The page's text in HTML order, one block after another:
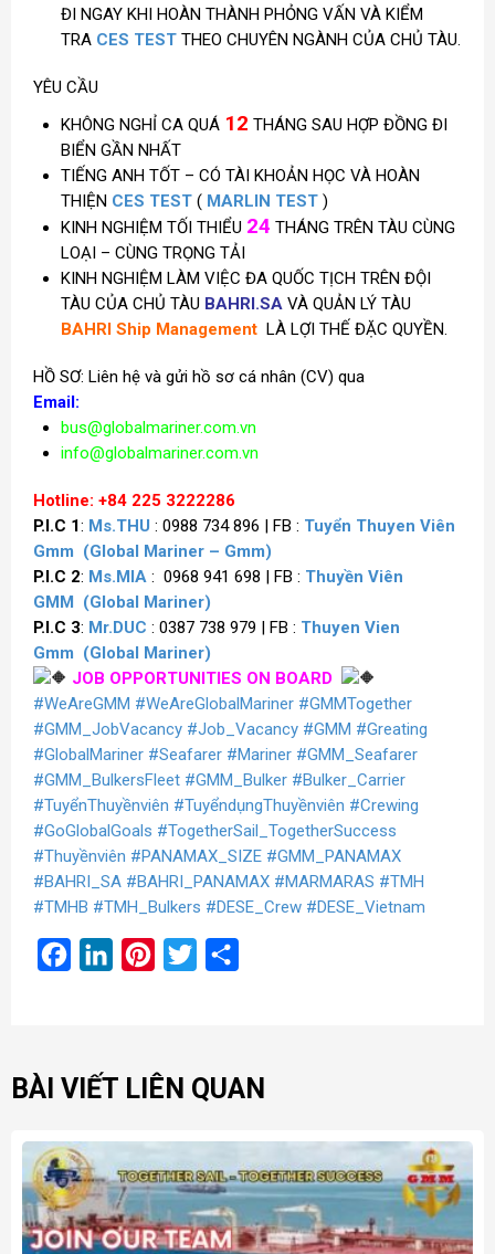
ĐI NGAY KHI HOÀN THÀNH PHỎNG VẤN VÀ KIỂM
TRA CES TEST THEO CHUYÊN NGÀNH CỦA CHỦ TÀU.
YÊU CẦU
KHÔNG NGHỈ CA QUÁ 12 THÁNG SAU HỢP ĐỒNG ĐI
BIỂN GẦN NHẤT
TIẾNG ANH TỐT – CÓ TÀI KHOẢN HỌC VÀ HOÀN
THIỆN CES TEST ( MARLIN TEST )
KINH NGHIỆM TỐI THIỂU 24 THÁNG TRÊN TÀU CÙNG
LOẠI – CÙNG TRỌNG TẢI
KINH NGHIỆM LÀM VIỆC ĐA QUỐC TỊCH TRÊN ĐỘI
TÀU CỦA CHỦ TÀU BAHRI.SA VÀ QUẢN LÝ TÀU
BAHRI Ship Management LÀ LỢI THẾ ĐẶC QUYỀN.
HỒ SƠ: Liên hệ và gửi hồ sơ cá nhân (CV) qua
Email:
bus@globalmariner.com.vn
info@globalmariner.com.vn
Hotline: +84 225 3222286
P.I.C 1: Ms.THU : 0988 734 896 | FB : Tuyển Thuyen Viên
Gmm (Global Mariner – Gmm)
P.I.C 2: Ms.MIA : 0968 941 698 | FB : Thuyền Viên
GMM (Global Mariner)
P.I.C 3: Mr.DUC : 0387 738 979 | FB : Thuyen Vien
Gmm (Global Mariner)
JOB OPPORTUNITIES ON BOARD
#WeAreGMM #WeAreGlobalMariner #GMMTogether
#GMM_JobVacancy #Job_Vacancy #GMM #Greating
#GlobalMariner #Seafarer #Mariner #GMM_Seafarer
#GMM_BulkersFleet #GMM_Bulker #Bulker_Carrier
#TuyểnThuyềnviên #TuyểndụngThuyềnviên #Crewing
#GoGlobalGoals #TogetherSail_TogetherSuccess
#Thuyềnviên #PANAMAX_SIZE #GMM_PANAMAX
#BAHRI_SA #BAHRI_PANAMAX #MARMARAS #TMH
#TMHB #TMH_Bulkers #DESE_Crew #DESE_Vietnam
FacebookLinkedInPinterest
Twitter
BÀI VIẾT LIÊN QUAN